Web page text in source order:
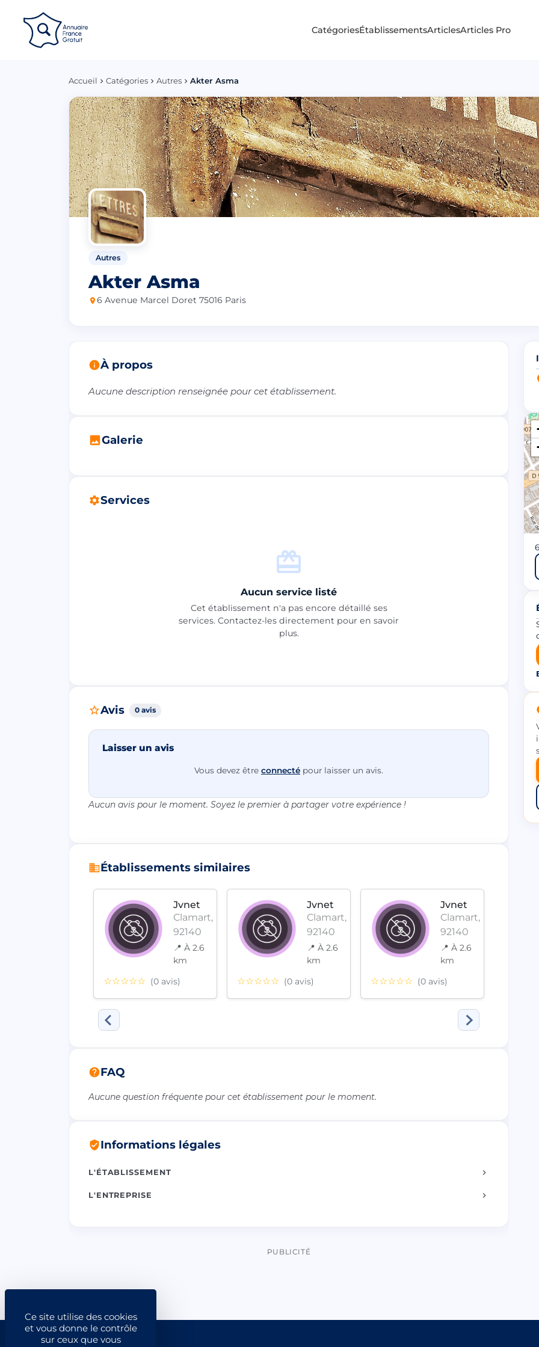
Ce site utilise des cookies
et vous donne le contrôle
sur ceux que vous
CatégoriesÉtablissementsArticlesArticles Pro
Accueil Catégories Autres Akter Asma
Autres
Akter Asma
6 Avenue Marcel Doret 75016 Paris
À propos
Aucune description renseignée pour cet établissement.
Galerie
Services
Aucun service listé
Cet établissement n'a pas encore détaillé ses
services. Contactez-les directement pour en savoir
plus.
Avis 0 avis
Laisser un avis
Vous devez être connecté pour laisser un avis.
Aucun avis pour le moment. Soyez le premier à partager votre expérience !
Établissements similaires
Jvnet
Clamart,
92140
📍 À 2.6
km
☆☆☆☆☆ (0 avis)
Jvnet
Clamart,
92140
📍 À 2.6
km
☆☆☆☆☆ (0 avis)
Jvnet
Clamart,
92140
📍 À 2.6
km
☆☆☆☆☆ (0 avis)
FAQ
Aucune question fréquente pour cet établissement pour le moment.
Informations légales
L'ÉTABLISSEMENT
L'ENTREPRISE
PUBLICITÉ